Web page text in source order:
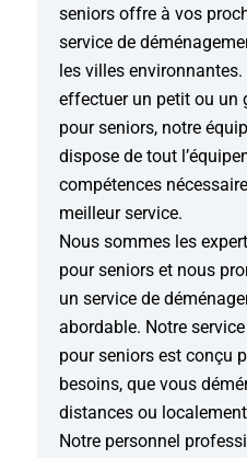
seniors offre à vos
service de
les villes
effectuer un petit ou un
pour seniors, notre
dispose de tout
compétences
meilleur service.
Nous sommes les
pour seniors et nous
un service de
abordable. Notre
pour seniors est conçu
besoins, que vous
distances ou
Notre personnel